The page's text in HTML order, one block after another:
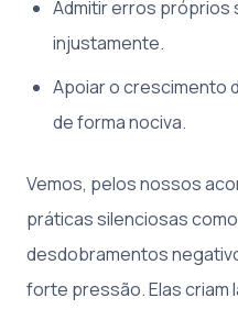
Admitir erros próprios
injustamente.
Apoiar o crescimento
de forma nociva.
Vemos, pelos nossos
práticas silenciosas
desdobramentos
forte pressão. Elas criam